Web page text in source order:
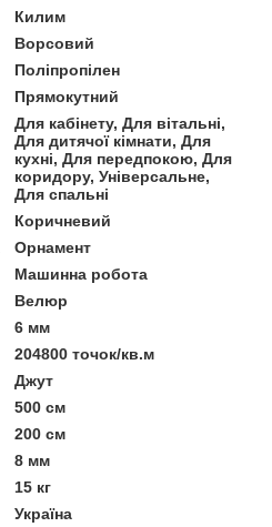
Килим
Ворсовий
Поліпропілен
Прямокутний
Для кабінету, Для вітальні,
Для дитячої кімнати, Для
кухні, Для передпокою, Для
коридору, Універсальне,
Для спальні
Коричневий
Орнамент
Машинна робота
Велюр
6 мм
204800 точок/кв.м
Джут
500 см
200 см
8 мм
15 кг
Україна